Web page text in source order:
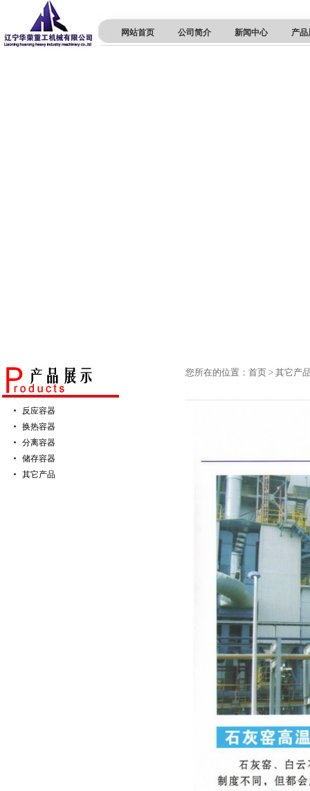
网站首页 公司简介 新闻中心 产品
反应容器
换热容器
分离容器
储存容器
其它产品
您所在的位置：首页 > 其它产